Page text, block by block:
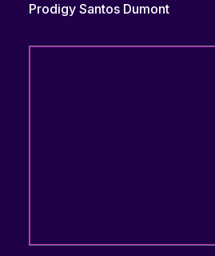
Prodigy Santos Dumont